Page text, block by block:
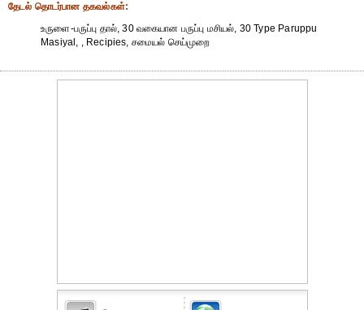
தேட‌ல் தொட‌ர்பான தகவ‌ல்க‌ள்:
உருளை-பருப்பு தால், 30 வகையான பருப்பு மசியல், 30 Type Paruppu
Masiyal, , Recipies, சமையல் செய்முறை